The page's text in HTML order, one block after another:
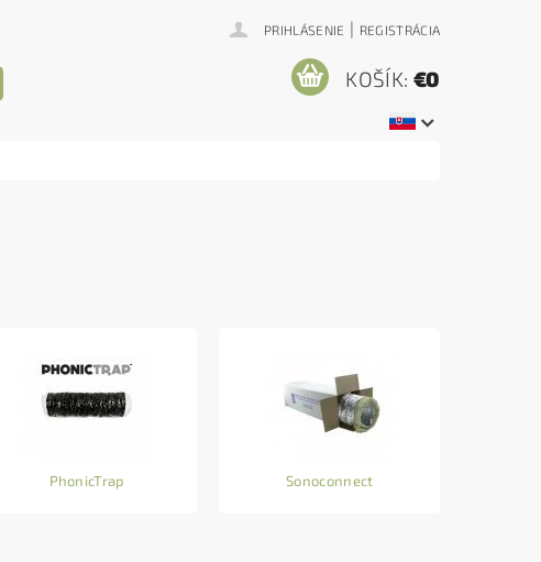
PRIHLÁSENIE | REGISTRÁCIA
KOŠÍK: €0
PhonicTrap Sonoconnect